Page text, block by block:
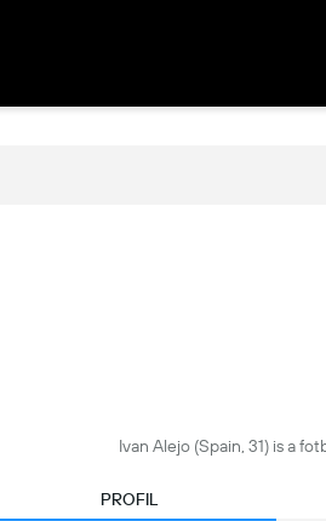
Ivan Alejo (Spain, 31) is a
PROFIL